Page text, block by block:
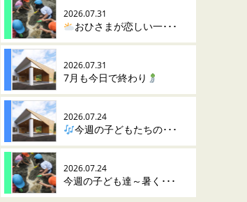
2026.07.31
おひさまが恋しい一･･･
2026.07.31
7月も今日で終わり
2026.07.24
今週の子どもたちの･･･
2026.07.24
今週の子ども達～暑く･･･